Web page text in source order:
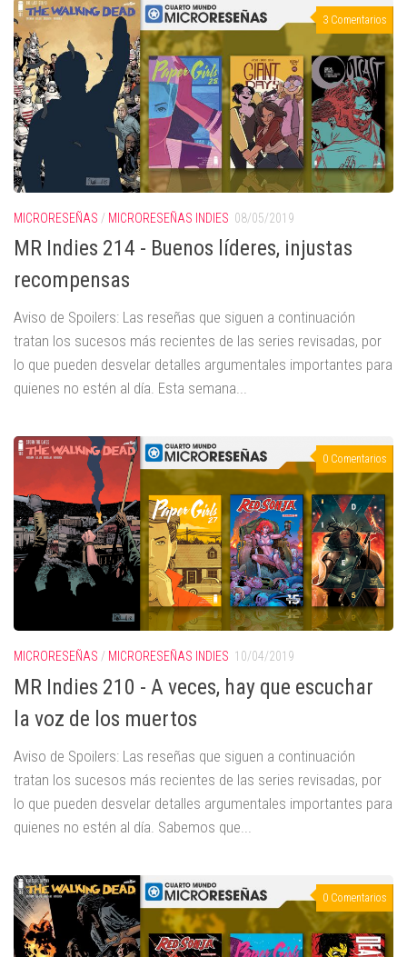
3 Comentarios
MICRORESEÑAS / MICRORESEÑAS INDIES 08/05/2019
MR Indies 214 - Buenos líderes, injustas
recompensas
Aviso de Spoilers: Las reseñas que siguen a continuación
tratan los sucesos más recientes de las series revisadas, por
lo que pueden desvelar detalles argumentales importantes para
quienes no estén al día. Esta semana...
0 Comentarios
MICRORESEÑAS / MICRORESEÑAS INDIES 10/04/2019
MR Indies 210 - A veces, hay que escuchar
la voz de los muertos
Aviso de Spoilers: Las reseñas que siguen a continuación
tratan los sucesos más recientes de las series revisadas, por
lo que pueden desvelar detalles argumentales importantes para
quienes no estén al día. Sabemos que...
0 Comentarios